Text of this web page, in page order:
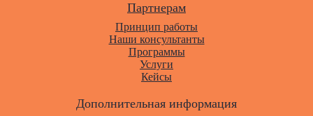
Партнерам
Принцип работы
Наши консультанты
Программы
Услуги
Кейсы
Дополнительная информация